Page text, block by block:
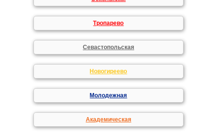
Тропарево
Севастопольская
Новогиреево
Молодежная
Академическая